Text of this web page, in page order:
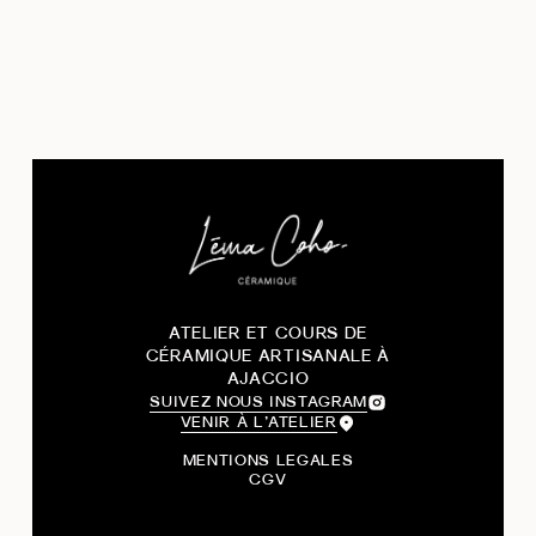
ATELIER ET COURS DE
CÉRAMIQUE ARTISANALE À
AJACCIO
SUIVEZ NOUS INSTAGRAM
VENIR À L’ATELIER
MENTIONS LEGALES
CGV